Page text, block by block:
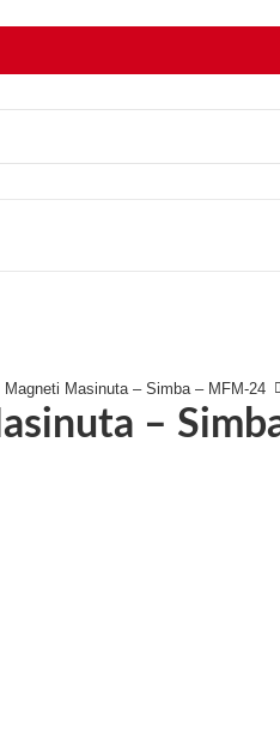
Magneti Masinuta – Simba – MFM-24
–